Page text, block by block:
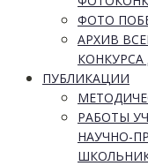
ФОТО
АРХИВ
КОНКУРСА
ПУБЛИКАЦИИ
РАБОТЫ
НАУЧНО-